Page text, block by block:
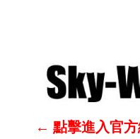
← 點擊進入官